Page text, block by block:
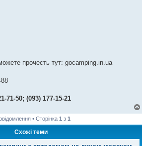
прочесть тут: gocamping.in.ua
71-50; (093) 177-15-21
• Сторінка 1 з 1
Схожі теми